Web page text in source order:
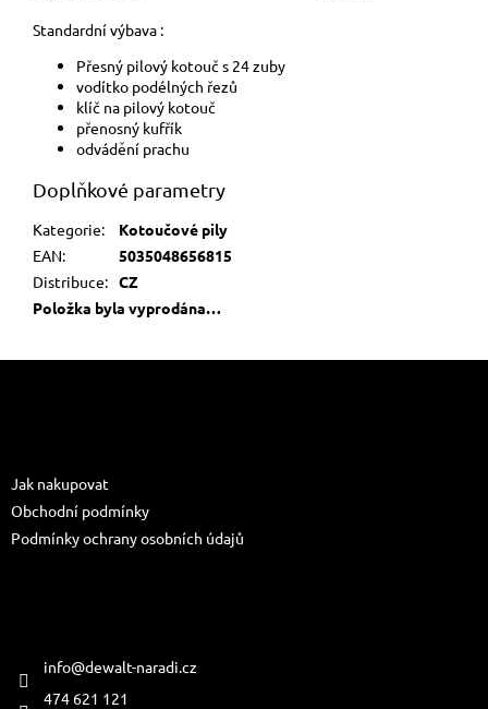
Standardní výbava :
Přesný pilový kotouč s 24 zuby
vodítko podélných řezů
klíč na pilový kotouč
přenosný kufřík
odvádění prachu
Doplňkové parametry
Kategorie:
Kotoučové pily
EAN:
5035048656815
Distribuce: CZ
Položka byla vyprodána…
Jak nakupovat
Obchodní podmínky
Podmínky ochrany osobních údajů
info@dewalt-naradi.cz
474 621 121